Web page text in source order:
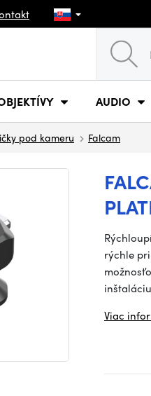
AUDIO
pod kameru Falcam
rýchle
Viac